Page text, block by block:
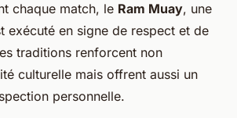
chaque match, le Ram Muay, une
exécuté en signe de respect et de
traditions renforcent non
culturelle mais offrent aussi un
personnelle.